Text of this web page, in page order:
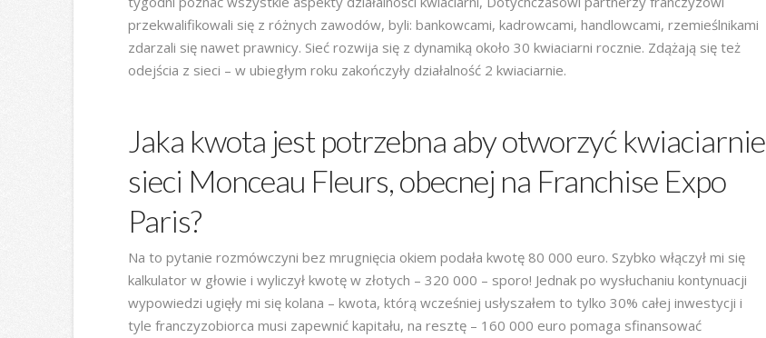
przekwalifikowali się z różnych zawodów, byli: bankowcami, kadrowcami, handlowcami, rzemieślnikami
zdarzali się nawet prawnicy. Sieć rozwija się z dynamiką około 30 kwiaciarni rocznie. Zdążają się też
odejścia z sieci – w ubiegłym roku zakończyły działalność 2 kwiaciarnie.
Jaka kwota jest potrzebna aby otworzyć kwiaciarnie
sieci Monceau Fleurs, obecnej na Franchise Expo
Paris?
Na to pytanie rozmówczyni bez mrugnięcia okiem podała kwotę 80 000 euro. Szybko włączył mi się
kalkulator w głowie i wyliczył kwotę w złotych – 320 000 – sporo! Jednak po wysłuchaniu kontynuacji
wypowiedzi ugięły mi się kolana – kwota, którą wcześniej usłyszałem to tylko 30% całej inwestycji i
tyle franczyzobiorca musi zapewnić kapitału, na resztę – 160 000 euro pomaga sfinansować